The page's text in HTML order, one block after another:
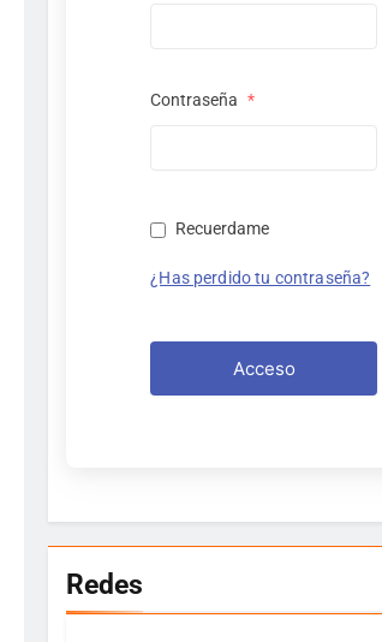
Contraseña *
Recuerdame
¿Has perdido tu contraseña?
Acceso
Redes